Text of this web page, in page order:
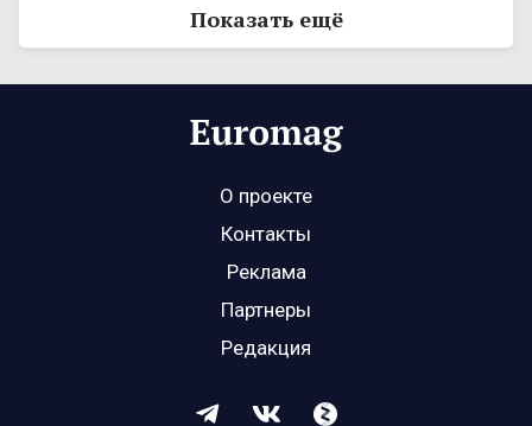
Показать ещё
О проекте
Контакты
Реклама
Партнеры
Редакция